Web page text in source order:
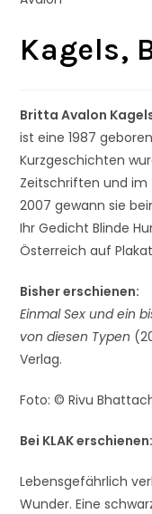
Kagels,
Britta Avalon
ist eine 1987
Kurzgeschichten
Zeitschriften und im
2007 gewann sie
Ihr Gedicht Blinde
Österreich auf
Bisher erschienen:
Einmal Sex und ein
von diesen Typen
Verlag.
Foto: © Rivu
Bei KLAK erschienen:
Lebensgefährlich
Wunder. Eine